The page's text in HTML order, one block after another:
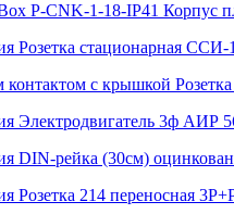
Корпус
Розетка стационарная
Электродвигатель 3ф АИР
DIN-рейка (30см)
Розетка 214 переносная